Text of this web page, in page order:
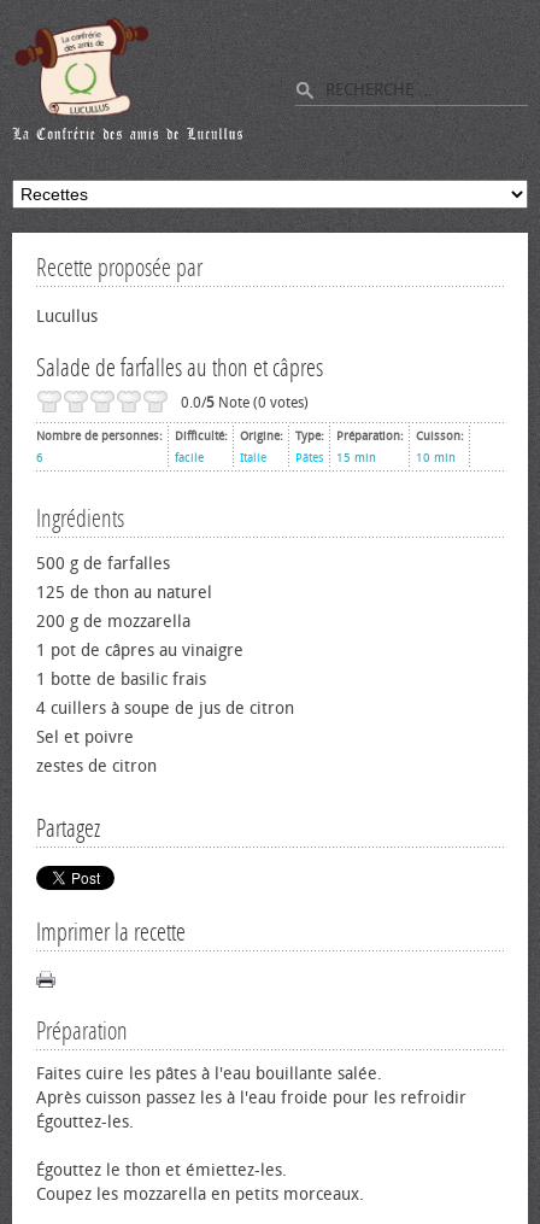
Recette proposée par
Lucullus
Salade de farfalles au thon et câpres
0.0/5 Note (0 votes)
Nombre de personnes:
6
Difficulté:
facile
Origine:
Italie
Type:
Pâtes
Préparation:
15 min
Cuisson:
10 min
Ingrédients
500 g de farfalles
125 de thon au naturel
200 g de mozzarella
1 pot de câpres au vinaigre
1 botte de basilic frais
4 cuillers à soupe de jus de citron
Sel et poivre
zestes de citron
Partagez
Imprimer la recette
Préparation
Faites cuire les pâtes à l'eau bouillante salée.
Après cuisson passez les à l'eau froide pour les refroidir
Égouttez-les.
Égouttez le thon et émiettez-les.
Coupez les mozzarella en petits morceaux.